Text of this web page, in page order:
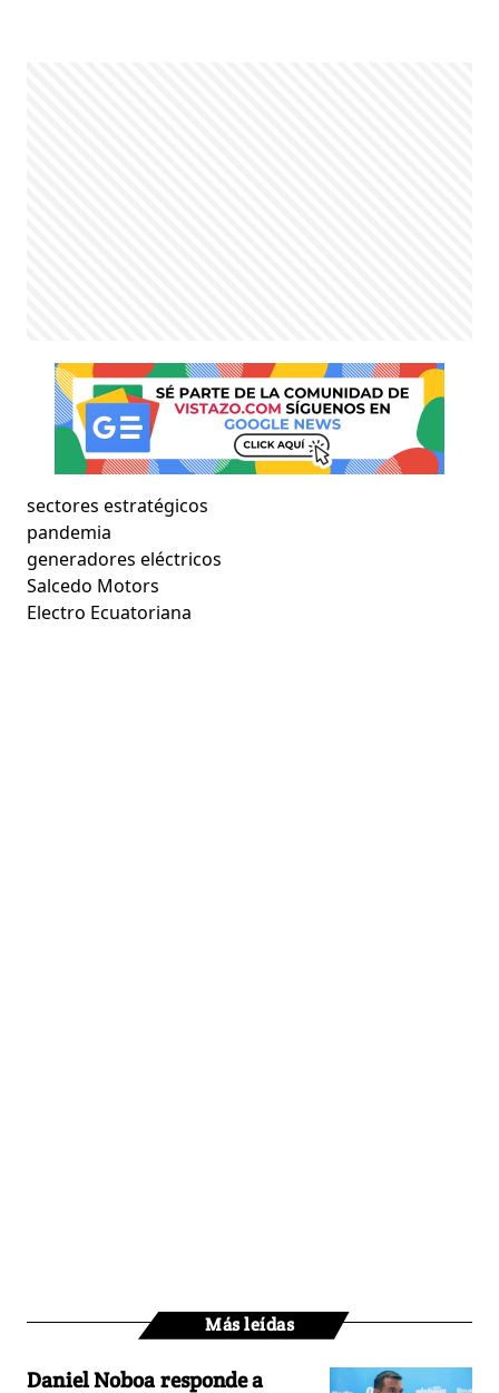
sectores estratégicos
pandemia
generadores eléctricos
Salcedo Motors
Electro Ecuatoriana
Más leídas
Daniel Noboa responde a